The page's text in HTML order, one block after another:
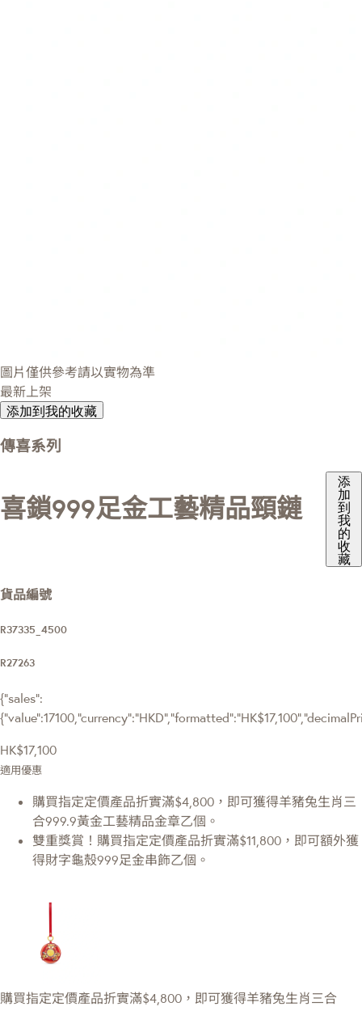
圖片僅供參考請以實物為準
最新上架
添加到我的收藏
傳喜系列
喜鎖999足金工藝精品頸鏈
添
加
到
我
的
收
藏
貨品編號
R37335_4500
R27263
{"sales":
HK$17,100
適用優惠
購買指定定價產品折實滿$4,800，即可獲得羊豬兔生肖三
合999.9黃金工藝精品金章乙個。
雙重獎賞！購買指定定價產品折實滿$11,800，即可額外獲
得財字龜殼999足金串飾乙個。
購買指定定價產品折實滿$4,800，即可獲得羊豬兔生肖三合